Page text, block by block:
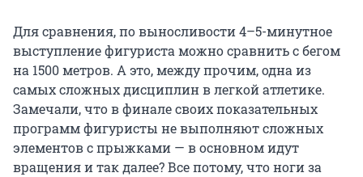
Для сравнения, по выносливости 4–5-минутное
выступление фигуриста можно сравнить с бегом
на 1500 метров. А это, между прочим, одна из
самых сложных дисциплин в легкой атлетике.
Замечали, что в финале своих показательных
программ фигуристы не выполняют сложных
элементов с прыжками — в основном идут
вращения и так далее? Все потому, что ноги за